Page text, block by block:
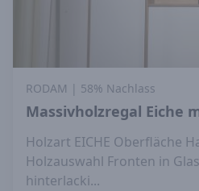
RODAM | 58% Nachlass
Massivholzregal Eiche
Holzart EICHE Oberfläche
Holzauswahl Fronten in
hinterlacki...